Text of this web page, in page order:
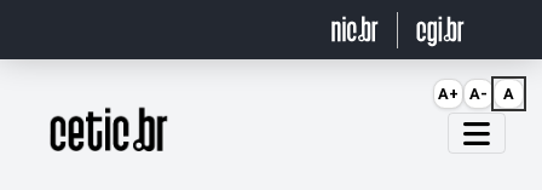
Página inicial
A+ A- A